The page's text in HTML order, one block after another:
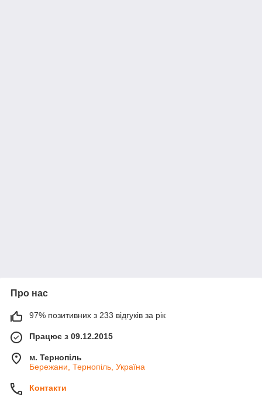
Про нас
97% позитивних з 233 відгуків за рік
Працює з 09.12.2015
м. Тернопіль
Бережани, Тернопіль, Україна
Контакти